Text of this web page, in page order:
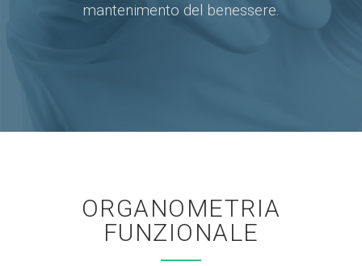
mantenimento del benessere.
ORGANOMETRIA
FUNZIONALE